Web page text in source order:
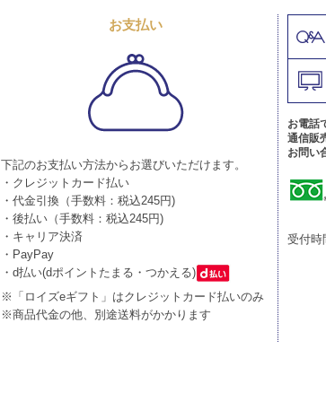
お支払い
下記のお支払い方法からお選びいただけます。
・クレジットカード払い
・代金引換（手数料：税込245円)
・後払い（手数料：税込245円)
・キャリア決済
・PayPay
・d払い(dポイントたまる・つかえる)
※「ロイズeギフト」はクレジットカード払いのみ
※商品代金の他、別途送料がかかります
お電話
通信販
お問い
受付時